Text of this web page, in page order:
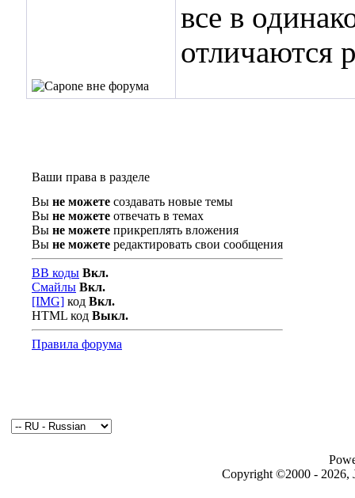
все в
отличаются
Ваши права в разделе
Вы не можете создавать новые темы
Вы не можете отвечать в темах
Вы не можете прикреплять вложения
Вы не можете редактировать свои сообщения
BB коды Вкл.
Смайлы Вкл.
[IMG] код Вкл.
HTML код Выкл.
Правила форума
Copyright ©2000 - 2026,